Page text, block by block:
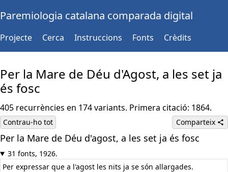
Paremiologia catalana comparada digital
Projecte Cerca Instruccions Fonts Crèdits
Per la Mare de Déu d'Agost, a les set ja
és fosc
405 recurrències en 174 variants. Primera citació: 1864.
Contrau-ho tot Comparteix
Per la Mare de Déu d'agost, a les set ja és fosc
31 fonts, 1926.
Per expressar que a l'agost les nits ja se són allargades.